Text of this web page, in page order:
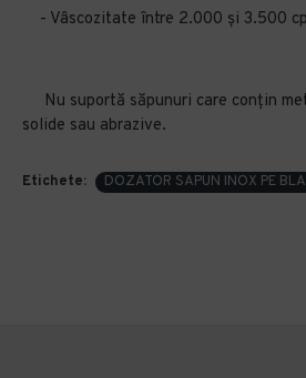
- Vâscozitate între 2.000 și 3.500
Nu suportă săpunuri care conțin
solide sau abrazive.
Etichete: DOZATOR SAPUN INOX PE